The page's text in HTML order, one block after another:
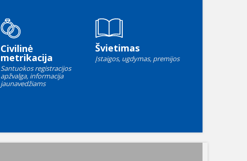
Civilinė
metrikacija
Santuokos registracijos
apžvalga, informacija
jaunavedžiams
Švietimas
Įstaigos, ugdymas, premijos